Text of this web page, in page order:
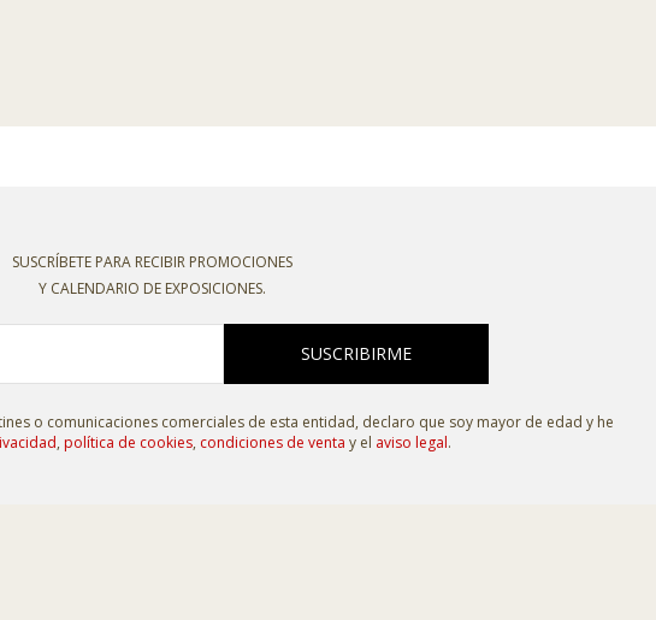
SUSCRÍBETE PARA RECIBIR PROMOCIONES
Y CALENDARIO DE EXPOSICIONES.
SUSCRIBIRME
o comunicaciones comerciales de esta entidad, declaro que soy mayor de edad y he
, política de cookies, condiciones de venta y el aviso legal.